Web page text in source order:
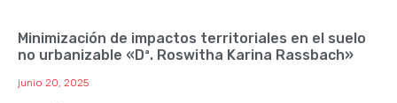
Minimización de impactos territoriales en el suelo
no urbanizable «Dª. Roswitha Karina Rassbach»
junio 20, 2025